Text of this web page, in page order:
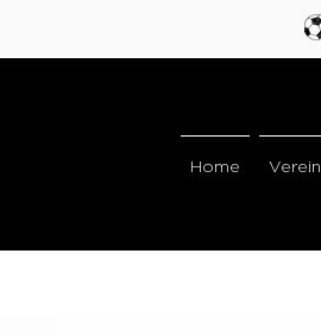
Home Verein